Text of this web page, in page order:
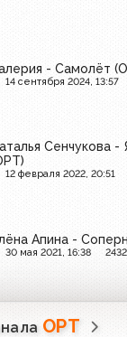
- Самолёт
14 сентября 2024, 13:57
Сенчукова -
12 февраля 2022, 20:51
Апина -
30 мая 2021, 16:38 2432
ОРТ